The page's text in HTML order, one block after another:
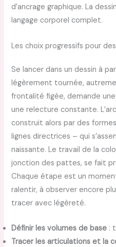
d’ancrage graphique. La
langage corporel complet.
Les choix progressifs pour
Se lancer dans un dessin à
légèrement tournée,
frontalité figée, demande
une relecture constante.
construit alors par des
lignes directrices – qui
naissante. Le travail de la
jonction des pattes, se fait
Chaque étape est un
ralentir, à observer encore
tracer avec légèreté.
Définir les volumes de base :
Tracer les articulations et la